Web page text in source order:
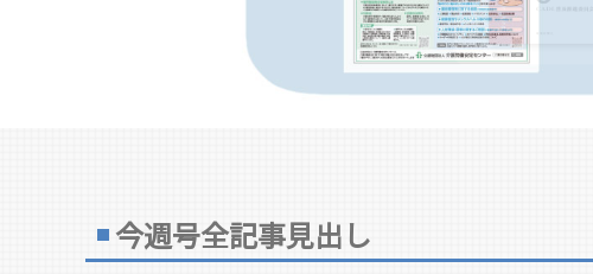
今週号全記事見出し